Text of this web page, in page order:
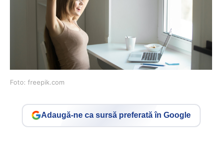
Foto: freepik.com
Adaugă-ne ca sursă preferată în Google